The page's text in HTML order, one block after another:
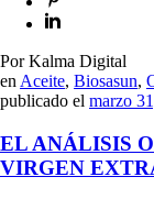
Por Kalma Digital
en Aceite, Biosasun,
publicado el marzo
EL ANÁLISIS
VIRGEN